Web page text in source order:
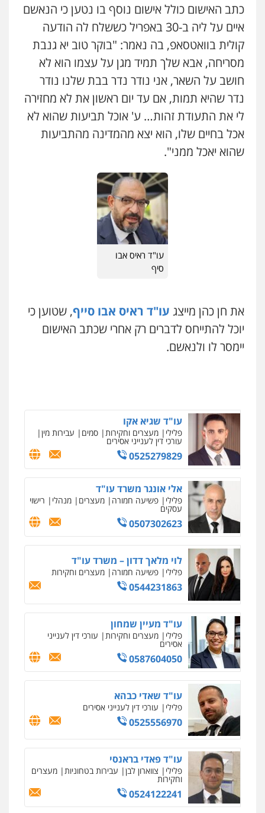
כתב האישום כולל אישום נוסף בו נטען כי הנאשם
איים על ליה ב-30 באפריל כששלח לה הודעה
קולית בוואטסאפ, בה נאמר: "בוקר טוב יא גנבת
מסריחה, אבא שלך תמיד מגן על עצמו הוא לא
חושב על השאר, אני נודר נדר בבת שלנו נודר
נדר שהיא תמות, אם עד יום ראשון את לא מחזירה
לי את התעודת זהות… ע' אוכל תביעות שהוא לא
אכל בחיים שלו, הוא יצא מהמדינה מהתביעות
שהוא יאכל ממני".
עו"ד ראיס אבו
סיף
את חן כהן מייצג עו"ד ראיס אבו סייף, שטוען כי
יוכל להתייחס לדברים רק אחרי שכתב האישום
יימסר לו ולנאשם.
מנשה, אלמוג – עורכי דין
פלילי עבירות תנועה צווארון לבן תעבורה
עורכי דין לענייני אסירים מעצרים וחקירות
0546470989
עו"ד אבי כהן
פלילי פשיעה חמורה קטינים אלימות
סמים עבירות מין
0523647066
ויקי שמואל – משרד עו"ד
0528959600
קורל קרוז – עורך דין פלילי
משפט פלילי
0545437431
ומעצרים
0508824984
עו"ד תומר בנישתי
עו"ד שגיא אקו
פלילי מעצרים וחקירות סמים עבירות מין
עורכי דין לענייני אסירים
0525279829
אלי אונגר משרד עו"ד
פלילי פשיעה חמורה מעצרים מנהלי רישוי
עסקים
0507302623
לוי מלאך דדון – משרד עו"ד
פלילי פשיעה חמורה מעצרים וחקירות
0544231863
עו"ד מעיין שמחון
פלילי מעצרים וחקירות עורכי דין לענייני
אסירים
0587604050
עו"ד שאדי כבהא
פלילי עורכי דין לענייני אסירים
0525556970
עו"ד פאדי בראנסי
פלילי צווארון לבן עבירות בטחוניות מעצרים
וחקירות
0524122241